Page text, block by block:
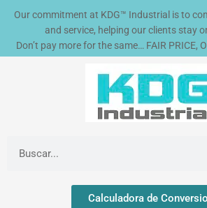
Our commitment at KDG™ Industrial is to
and service, helping our clients stay
Don’t pay more for the same… FAIR PRICE,
Calculadora de